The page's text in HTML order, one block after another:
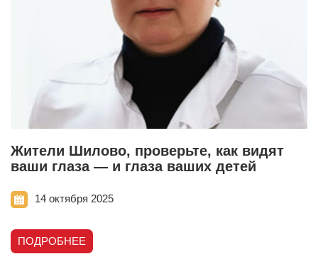
Жители Шилово, проверьте, как видят
ваши глаза — и глаза ваших детей
14 октября 2025
ПОДРОБНЕЕ